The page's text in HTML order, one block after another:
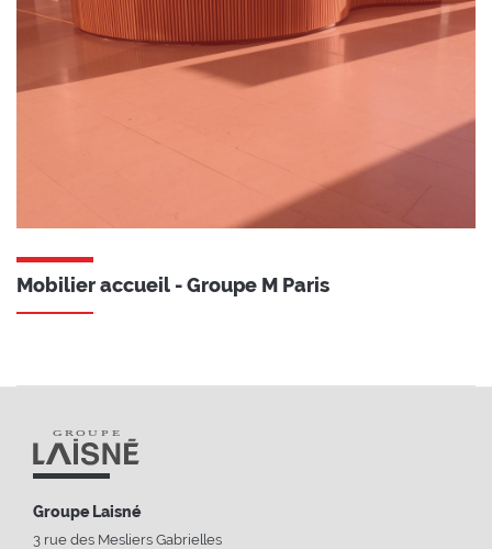
Mobilier accueil - Groupe M Paris
Groupe Laisné
3 rue des Mesliers Gabrielles